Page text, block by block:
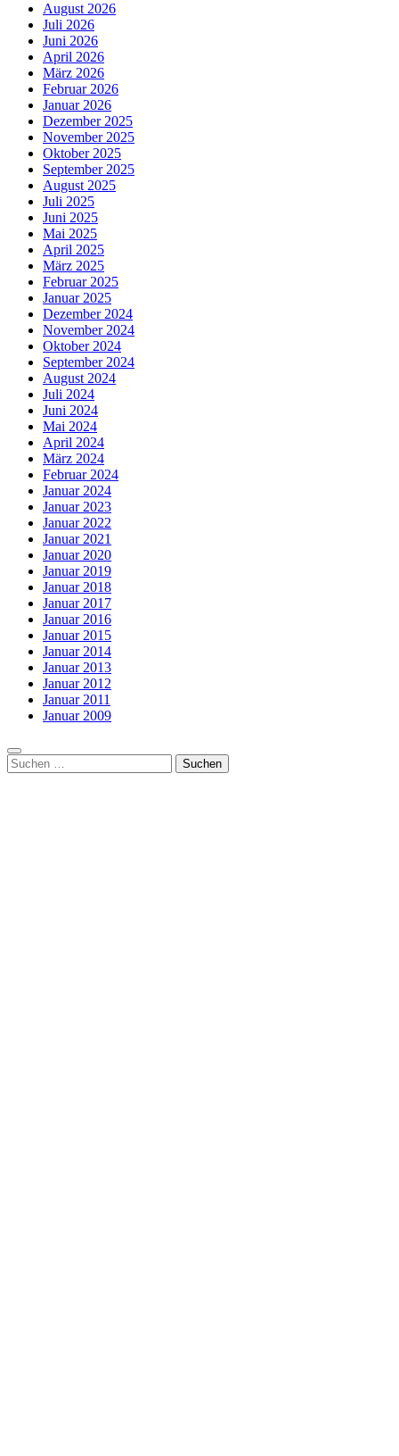
August 2026
Juli 2026
Juni 2026
April 2026
März 2026
Februar 2026
Januar 2026
Dezember 2025
November 2025
Oktober 2025
September 2025
August 2025
Juli 2025
Juni 2025
Mai 2025
April 2025
März 2025
Februar 2025
Januar 2025
Dezember 2024
November 2024
Oktober 2024
September 2024
August 2024
Juli 2024
Juni 2024
Mai 2024
April 2024
März 2024
Februar 2024
Januar 2024
Januar 2023
Januar 2022
Januar 2021
Januar 2020
Januar 2019
Januar 2018
Januar 2017
Januar 2016
Januar 2015
Januar 2014
Januar 2013
Januar 2012
Januar 2011
Januar 2009
Suchen
nach: